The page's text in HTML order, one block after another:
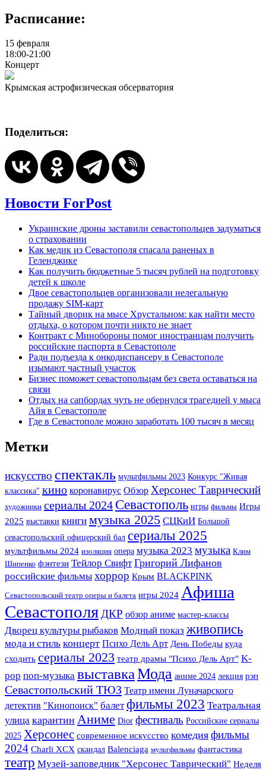
Расписание:
15 февраля
18:00-21:00
Концерт
Крымская астрофизическая обсерватория
Поделиться:
Новости ForPost
Украинские дроны заставили севастопольцев задуматься
о страховании
Как медик из Севастополя спасала раненых в
Геленджике
Как получить бюджетные 5 тысяч рублей на подготовку
детей к школе
Двое севастопольцев организовали нелегальную
продажу SIM-карт
Тайный дворик на мысе Хрустальном: как найти место
отдыха, о котором почти никто не знает
Контракт с Минобороны помог иностранцам получить
российские паспорта в Севастополе
Ради подъезда к онкодиспансеру в Севастополе
изымают частный участок
Бизнес поможет севастопольцам без света оставаться на
связи
Отдых на сапбордах чуть не обернулся трагедией у мыса
Айя в Севастополе
Где в Севастополе можно заработать 100 тысяч в месяц
Метки
искусство спектакль мультфильмы 2023 Конкурс "Живая
классика" кино коронавирус Обзор Херсонес Таврический
художники сериалы 2024 Севастополь игры фильмы Игры
2025 выставки книги музыка 2025 СЦКиИ Большой
севастопольский офицерский бал сериалы 2025
мультфильмы 2024 изоляция опера музыка 2023 музыка Клим
Шипенко фэнтези Тейлор Свифт Григорий Лифанов
российские фильмы хоррор Крым BLACKPINK
Севастопольский театр оперы и балета игры 2024 Афиша
Севастополя ДКР обзор аниме мастер-классы
Дворец культуры рыбаков Модный показ живопись
мода и стиль концерт Психо Дель Арт День Победы куда
сходить сериалы 2023 театр драмы "Психо Дель Арт" K-
pop поп-музыка выставкаМода аниме 2024 лекция рэп
Севастопольский ТЮЗ Театр имени Луначарского
детектив "Кинопоиск" балет фильмы 2023 Театральная
улица карантин Аниме Dior фестиваль Российские сериалы
2025 Херсонес современное искусство комедия фильмы
2024 Charli XCX скандал Balenciaga мультфильмы фантастика
театр Музей-заповедник "Херсонес Таврический" Неделя